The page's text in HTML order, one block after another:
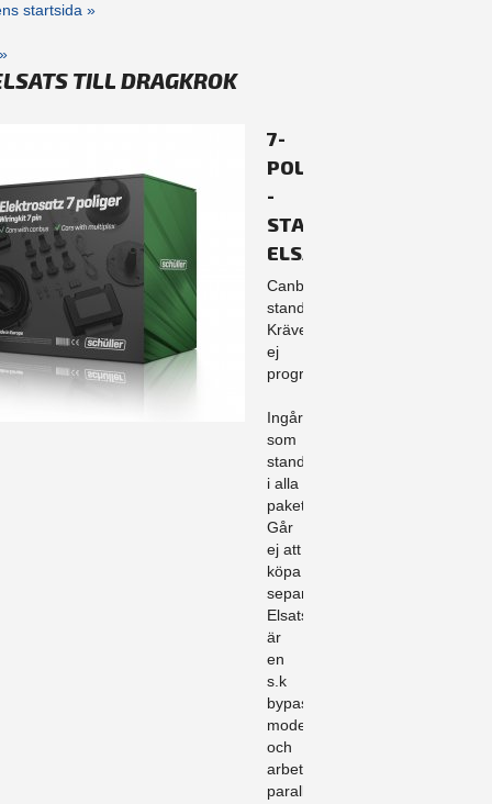
startsida »
TILL DRAGKROK
7-
POLIG
-
STANDARD
ELSATS
Canbusanpassad
standard.
Kräver
ej
programmering.
Ingår
som
standard
i alla
paket.
Går
ej att
köpa
separat.
Elsatsen
är
en
s.k
bypass
modell
och
arbetar
parallellt